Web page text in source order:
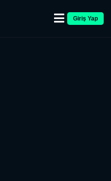
Giriş Yap